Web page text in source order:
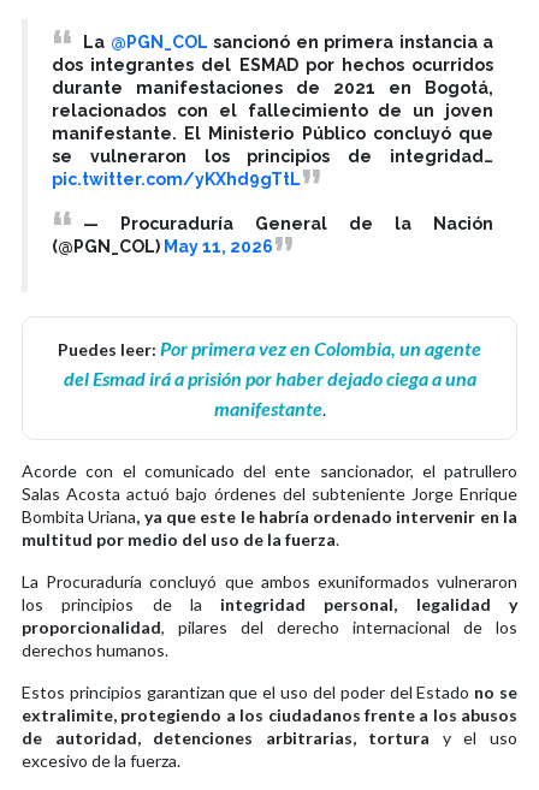
La @PGN_COL sancionó en primera instancia a
dos integrantes del ESMAD por hechos ocurridos
durante manifestaciones de 2021 en Bogotá,
relacionados con el fallecimiento de un joven
manifestante. El Ministerio Público concluyó que
se vulneraron los principios de integridad…
pic.twitter.com/yKXhd9gTtL
— Procuraduría General de la Nación
(@PGN_COL) May 11, 2026
Puedes leer: Por primera vez en Colombia, un agente
del Esmad irá a prisión por haber dejado ciega a una
manifestante.
Acorde con el comunicado del ente sancionador, el patrullero
Salas Acosta actuó bajo órdenes del subteniente Jorge Enrique
Bombita Uriana, ya que este le habría ordenado intervenir en la
multitud por medio del uso de la fuerza.
La Procuraduría concluyó que ambos exuniformados vulneraron
los principios de la integridad personal, legalidad y
proporcionalidad, pilares del derecho internacional de los
derechos humanos.
Estos principios garantizan que el uso del poder del Estado no se
extralimite, protegiendo a los ciudadanos frente a los abusos
de autoridad, detenciones arbitrarias, tortura y el uso
excesivo de la fuerza.